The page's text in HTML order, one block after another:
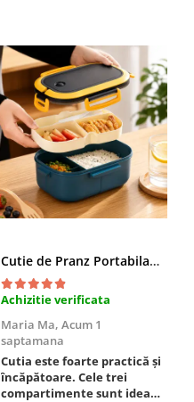
Cutie de Pranz Portabila cu Compartimente
Achizitie verificata
Maria Ma, Acum 1
saptamana
Cutia este foarte practică și
încăpătoare. Cele trei
compartimente sunt ideale